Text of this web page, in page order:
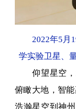
2022年5月
学实验卫星、
仰望星空，
俯瞰大地，智能
浩瀚星空到神